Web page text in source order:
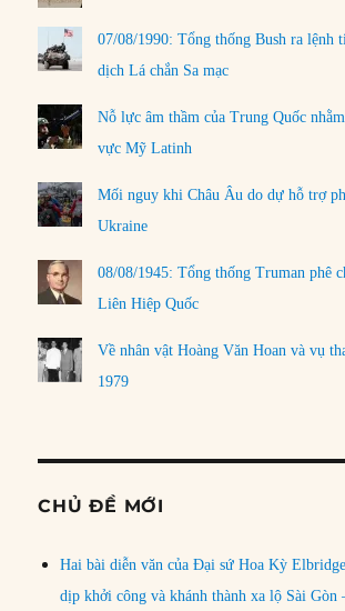
07/08/1990: Tổng thống Bush ra lệnh
dịch Lá chắn Sa mạc
Nỗ lực âm thầm của Trung Quốc
vực Mỹ Latinh
Mối nguy khi Châu Âu do dự hỗ trợ
Ukraine
08/08/1945: Tổng thống Truman phê
Liên Hiệp Quốc
Về nhân vật Hoàng Văn Hoan và vụ
1979
CHỦ ĐỀ MỚI
Hai bài diễn văn của Đại sứ Hoa Kỳ
dịp khởi công và khánh thành xa lộ Sài Gòn